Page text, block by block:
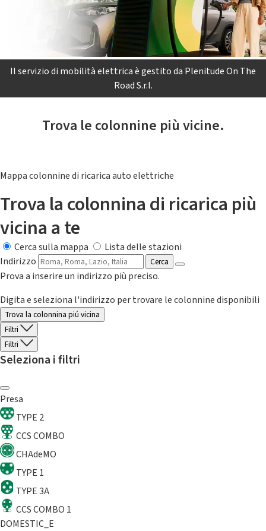
Il servizio di mobilità elettrica è gestito da Plenitude On The
Road S.r.l.
Trova le colonnine più vicine.
Mappa colonnine di ricarica auto elettriche
Trova la colonnina di ricarica più
vicina a te
Cerca sulla mappa
Lista delle stazioni
Indirizzo
Cerca
Prova a inserire un indirizzo più preciso.
Digita e seleziona l'indirizzo per trovare le colonnine disponibili
Trova la colonnina piú vicina
Filtri
Filtri
Seleziona i filtri
Presa
TYPE 2
CCS COMBO
CHAdeMO
TYPE 1
TYPE 3A
CCS COMBO 1
DOMESTIC_E